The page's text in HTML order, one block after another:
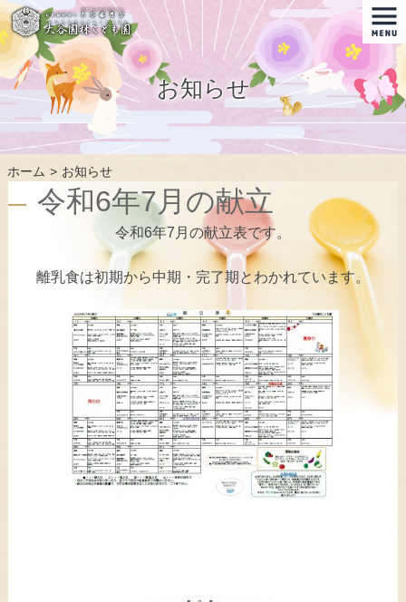
お知らせ
ホーム お知らせ
令和6年7月の献立
令和6年7月の献立表です。
離乳食は初期から中期・完了期とわかれています。